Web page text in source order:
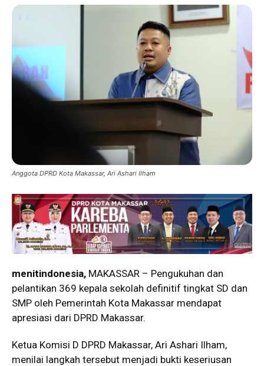
Anggota DPRD Kota Makassar, Ari Ashari Ilham
menitindonesia, MAKASSAR – Pengukuhan dan
pelantikan 369 kepala sekolah definitif tingkat SD dan
SMP oleh Pemerintah Kota Makassar mendapat
apresiasi dari DPRD Makassar.
Ketua Komisi D DPRD Makassar, Ari Ashari Ilham,
menilai langkah tersebut menjadi bukti keseriusan